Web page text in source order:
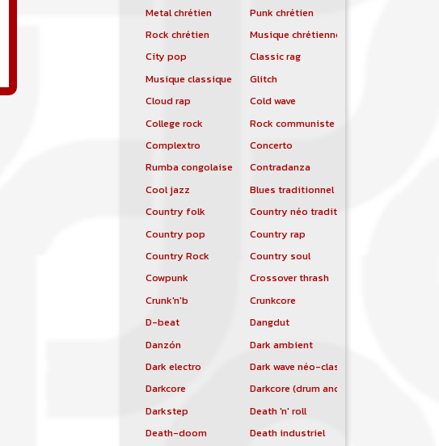
Metal chrétien
Punk chrétien
Rock chrétien
Musique chrétienne contemporaine
City pop
Classic rag
Musique classique
Glitch
Cloud rap
Cold wave
College rock
Rock communiste
Complextro
Concerto
Rumba congolaise
Contradanza
Cool jazz
Blues traditionnel
Country folk
Country néo traditionnelle
Country pop
Country rap
Country Rock
Country soul
Cowpunk
Crossover thrash
Crunk'n'b
Crunkcore
D-beat
Dangdut
Danzón
Dark ambient
Dark electro
Dark wave néo-classique
Darkcore
Darkcore (drum and bass)
Darkstep
Death 'n' roll
Death-doom
Death industriel